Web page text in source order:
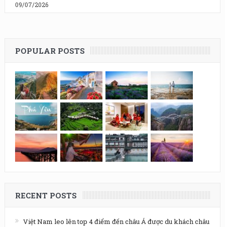
09/07/2026
POPULAR POSTS
RECENT POSTS
Việt Nam leo lên top 4 điểm đến châu Á được du khách châu